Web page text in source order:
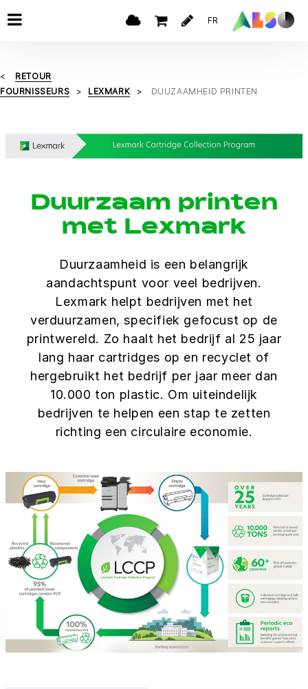
FR
RETOUR
FOURNISSEURS
LEXMARK DUUZAAMHEID PRINTEN
Duurzaam printen
met Lexmark
Duurzaamheid is een belangrijk
aandachtspunt voor veel bedrijven.
Lexmark helpt bedrijven met het
verduurzamen, specifiek gefocust op de
printwereld. Zo haalt het bedrijf al 25 jaar
lang haar cartridges op en recyclet of
hergebruikt het bedrijf per jaar meer dan
10.000 ton plastic. Om uiteindelijk
bedrijven te helpen een stap te zetten
richting een circulaire economie.